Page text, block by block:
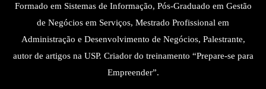
Formado em Sistemas de Informação, Pós-Graduado em Gestão
de Negócios em Serviços, Mestrado Profissional em
Administração e Desenvolvimento de Negócios, Palestrante,
autor de artigos na USP. Criador do treinamento “Prepare-se para
Empreender”.